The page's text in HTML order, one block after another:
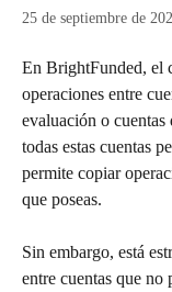
25 de septiembre de
En BrightFunded, el
operaciones entre
evaluación o cuentas
todas estas cuentas
permite copiar
que poseas.
Sin embargo, está
entre cuentas que no